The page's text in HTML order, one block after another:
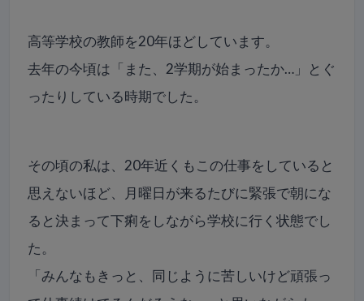
高等学校の教師を20年ほどしています。
去年の今頃は「また、2学期が始まったか…」とぐ
ったりしている時期でした。
その頃の私は、20年近くもこの仕事をしていると
思えないほど、月曜日が来るたびに緊張で朝にな
ると決まって下痢をしながら学校に行く状態でし
た。
「みんなもきっと、同じように苦しいけど頑張っ